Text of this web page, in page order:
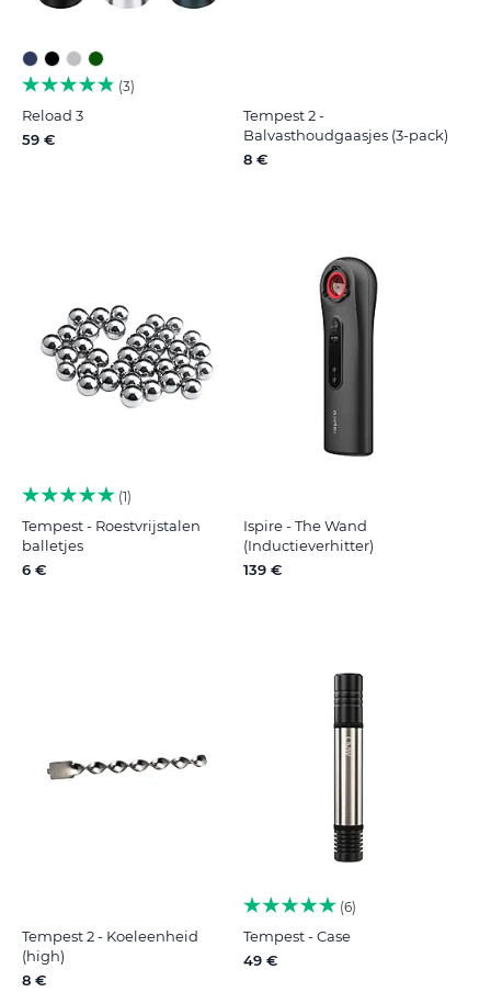
3
Reload 3
59 €
Tempest 2 -
Balvasthoudgaasjes (3-pack)
8 €
1
Tempest - Roestvrijstalen
balletjes
6 €
Ispire - The Wand
(Inductieverhitter)
139 €
Tempest 2 - Koeleenheid
(high)
8 €
6
Tempest - Case
49 €